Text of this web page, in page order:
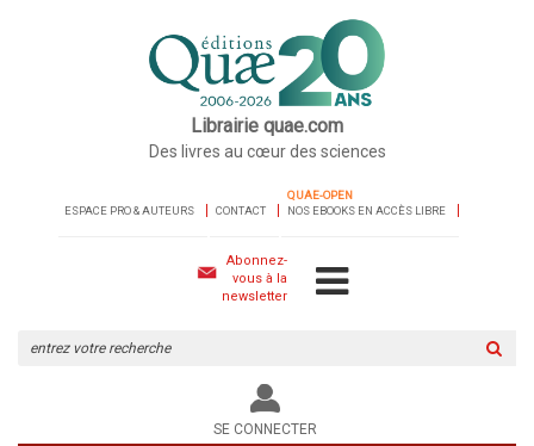
Librairie quae.com
Des livres au cœur des sciences
ESPACE PRO & AUTEURS CONTACT
QUAE-OPEN
NOS EBOOKS EN ACCÈS LIBRE
Abonnez-
vous à la
newsletter
le
site
SE CONNECTER